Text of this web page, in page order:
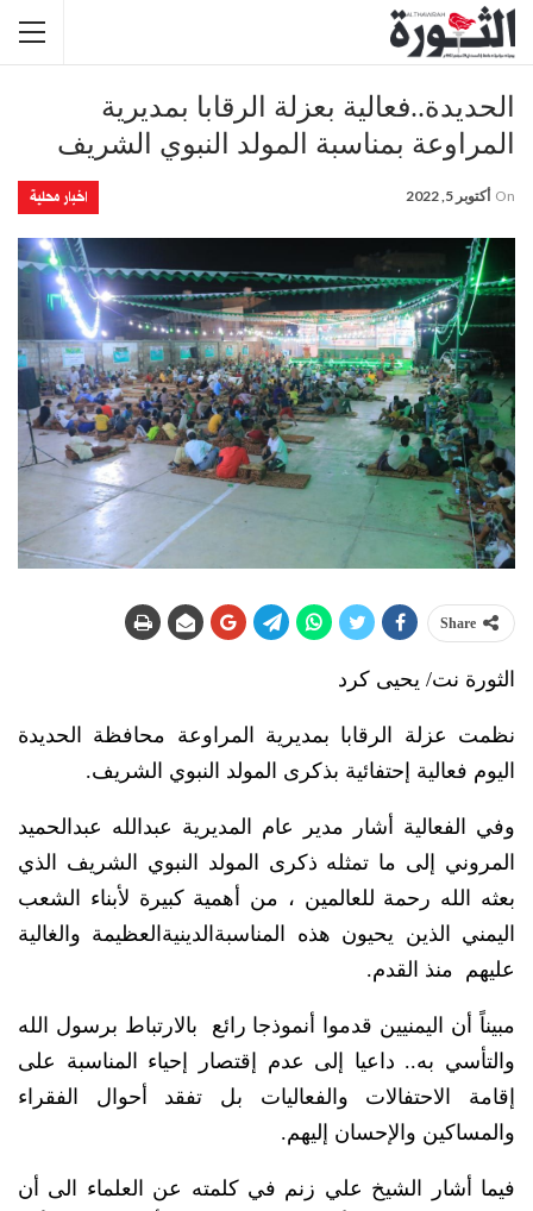
الحديدة..فعالية بعزلة الرقابا بمديرية
المراوعة بمناسبة المولد النبوي الشريف
اخبار محلية On أكتوبر 5, 2022
Share
الثورة نت/ يحيى كرد
نظمت عزلة الرقابا بمديرية المراوعة محافظة الحديدة
اليوم فعالية إحتفائية بذكرى المولد النبوي الشريف.
وفي الفعالية أشار مدير عام المديرية عبدالله عبدالحميد
المروني إلى ما تمثله ذكرى المولد النبوي الشريف الذي
بعثه الله رحمة للعالمين ، من أهمية كبيرة لأبناء الشعب
اليمني الذين يحيون هذه المناسبةالدينيةالعظيمة والغالية
عليهم منذ القدم.
مبيناً أن اليمنيين قدموا أنموذجا رائع بالارتباط برسول الله
والتأسي به.. داعيا إلى عدم إقتصار إحياء المناسبة على
إقامة الاحتفالات والفعاليات بل تفقد أحوال الفقراء
والمساكين والإحسان إليهم.
فيما أشار الشيخ علي زنم في كلمته عن العلماء الى أن